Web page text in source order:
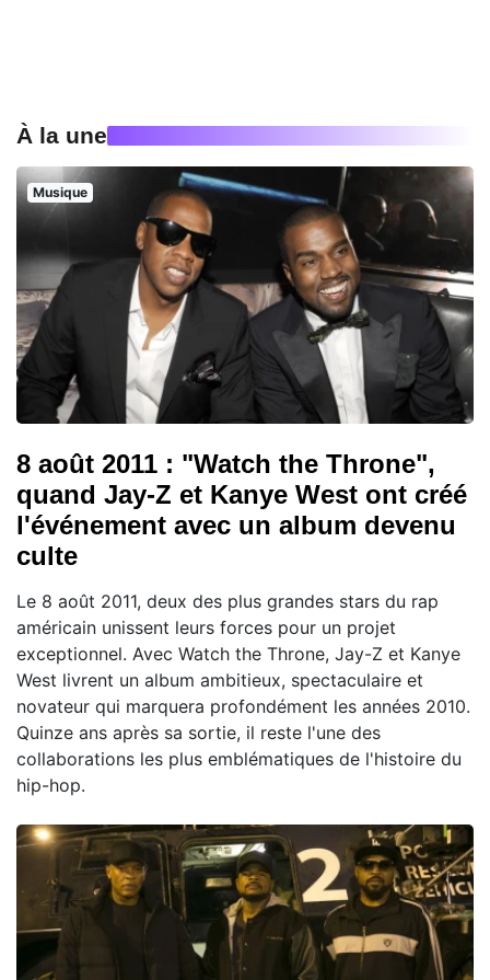
À la une
Musique
8 août 2011 : "Watch the Throne",
quand Jay-Z et Kanye West ont créé
l'événement avec un album devenu
culte
Le 8 août 2011, deux des plus grandes stars du rap
américain unissent leurs forces pour un projet
exceptionnel. Avec Watch the Throne, Jay-Z et Kanye
West livrent un album ambitieux, spectaculaire et
novateur qui marquera profondément les années 2010.
Quinze ans après sa sortie, il reste l'une des
collaborations les plus emblématiques de l'histoire du
hip-hop.